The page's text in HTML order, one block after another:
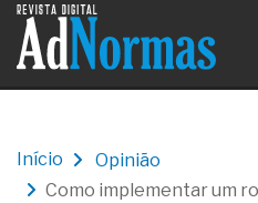
tentar criar uma
NBR ISO
Os critérios
A prevenção
crônica
As causas
Início
Opinião
Como implementar um